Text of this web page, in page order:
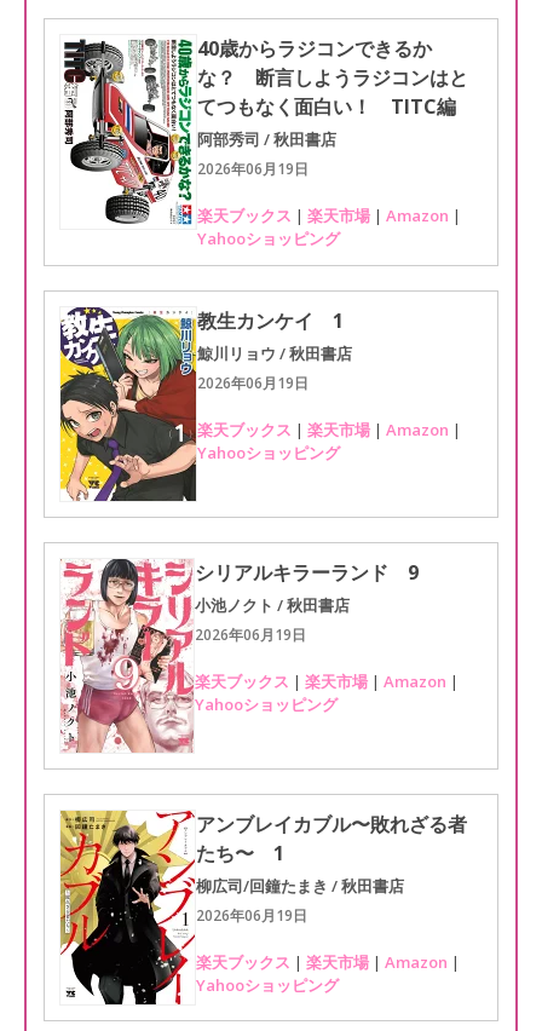
40歳からラジコンできるか
な？ 断言しようラジコンはと
てつもなく面白い！ TITC編
阿部秀司 / 秋田書店
2026年06月19日
楽天ブックス | 楽天市場 | Amazon |
Yahooショッピング
教生カンケイ 1
鯨川リョウ / 秋田書店
2026年06月19日
楽天ブックス | 楽天市場 | Amazon |
Yahooショッピング
シリアルキラーランド 9
小池ノクト / 秋田書店
2026年06月19日
楽天ブックス | 楽天市場 | Amazon |
Yahooショッピング
アンブレイカブル〜敗れざる者
たち〜 1
柳広司/回鐘たまき / 秋田書店
2026年06月19日
楽天ブックス | 楽天市場 | Amazon |
Yahooショッピング